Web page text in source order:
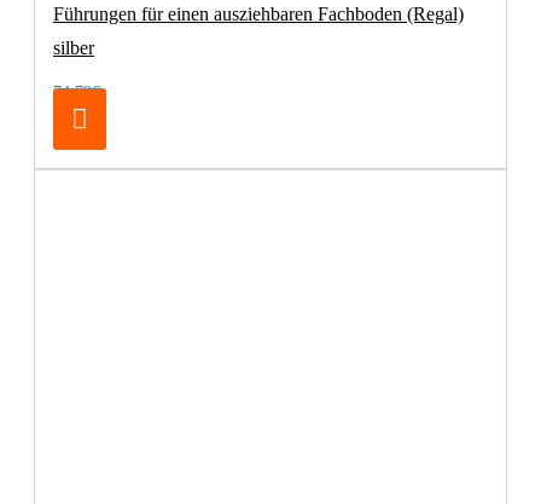
Führungen für einen ausziehbaren Fachboden (Regal)
silber
74,79€